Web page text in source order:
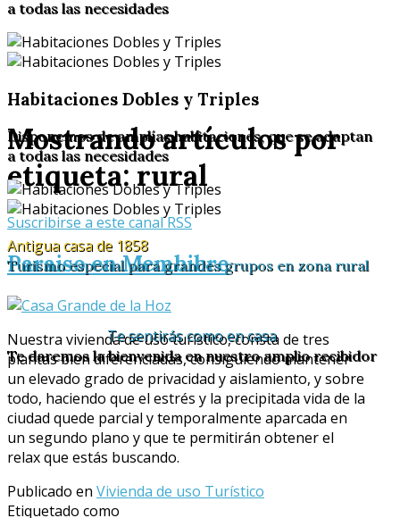
a todas las necesidades
Habitaciones Dobles y Triples
Disponemos de amplías habitaciones, que se adaptan
a todas las necesidades
Antigua casa de 1858
Turismo especial para grandes grupos en zona rural
Te sentirás como en casa
Te daremos la bienvenida en nuestro amplio recibidor
Mostrando artículos por
etiqueta: rural
Suscribirse a este canal RSS
Paraiso en Membibre
Nuestra vivienda de uso turístico, consta de tres
plantas bien diferenciadas, consiguiendo mantener
un elevado grado de privacidad y aislamiento, y sobre
todo, haciendo que el estrés y la precipitada vida de la
ciudad quede parcial y temporalmente aparcada en
un segundo plano y que te permitirán obtener el
relax que estás buscando.
Publicado en Vivienda de uso Turístico
Etiquetado como